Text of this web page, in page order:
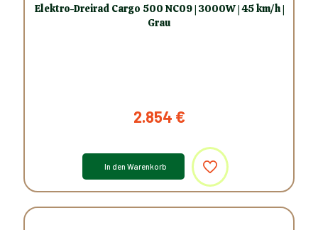
Elektro-Dreirad Cargo 500 NC09 | 3000W | 45 km/h |
Grau
2.854 €
In den Warenkorb